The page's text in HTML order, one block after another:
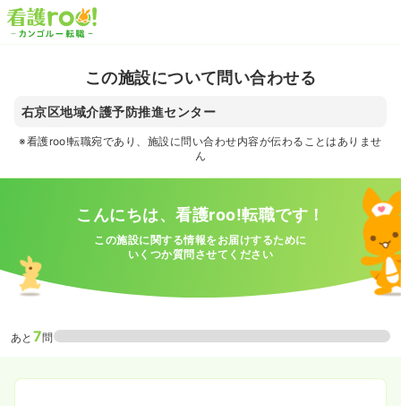
この施設について問い合わせる
右京区地域介護予防推進センター
※看護roo!転職宛であり、施設に問い合わせ内容が伝わることはありませ
ん
こんにちは、看護roo!転職です！
この施設に関する情報をお届けするために
いくつか質問させてください
あと 7問